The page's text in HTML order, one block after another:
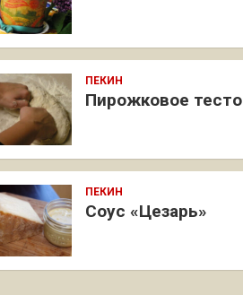
ПЕКИН
Пирожковое тесто
ПЕКИН
Соус «Цезарь»